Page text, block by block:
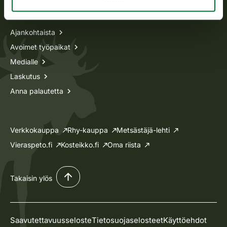
Tietoa meistä
Ajankohtaista
Avoimet työpaikat
Medialle
Laskutus
Anna palautetta
Verkkokauppa Rhy-kauppa
Metsästäjä-lehti
Vieraspeto.fi
Kosteikko.fi Oma riista
Takaisin ylös
SaavutettavuusselosteTietosuojaselosteetKäyttöehdot